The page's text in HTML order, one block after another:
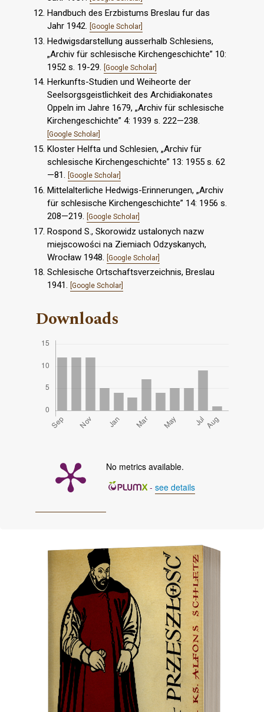
Handbuch des Erzbistums Breslau fur das
Jahr 1942. [Google Scholar]
Hedwigsdarstellung ausserhalb Schlesiens,
„Archiv für schlesische Kirchengeschichte” 10:
1952 s. 19-29.
[Google Scholar]
Herkunfts-Studien und Weiheorte der
Seelsorgsgeistlichkeit des Archidiakonates
Oppeln im Jahre 1679, „Archiv für schlesische
Kirchengeschichte” 4: 1939 s. 222—238.
[Google Scholar]
Kloster Helfta und Schlesien, „Archiv für
schlesische Kirchengeschichte” 13: 1955 s. 62
—81. [Google Scholar]
Mittelalterliche Hedwigs-Erinnerungen, „Archiv
für schlesische Kirchengeschichte” 14: 1956 s.
208—219. [Google Scholar]
Rospond S., Skorowidz ustalonych nazw
miejscowości na Ziemiach Odzyskanych,
Wrocław 1948.
[Google Scholar]
Schlesische Ortschaftsverzeichnis, Breslau
1941. [Google Scholar]
Downloads
No metrics available.
- see details